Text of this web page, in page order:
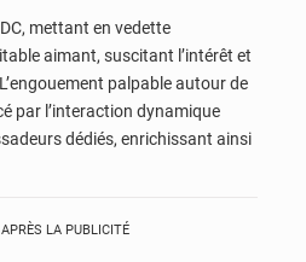
mettant en vedette
aimant, suscitant l’intérêt et
palpable autour de
par l’interaction dynamique
dédiés, enrichissant ainsi
LA PUBLICITÉ